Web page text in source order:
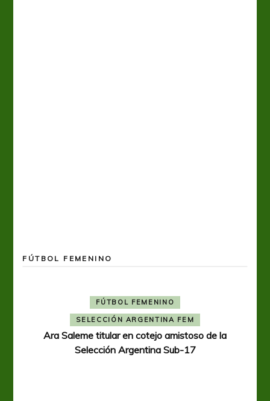
FÚTBOL FEMENINO
FÚTBOL FEMENINO
SELECCIÓN ARGENTINA FEM
Ara Saleme titular en cotejo amistoso de la
Selección Argentina Sub-17